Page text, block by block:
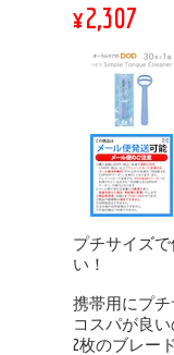
¥2,307
プチサイズ
い！
携帯用にプチ
コスパが良
2枚のブレー